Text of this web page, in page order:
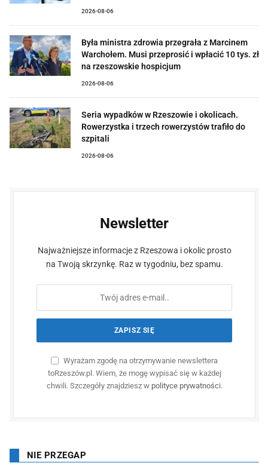
2026-08-06
Była ministra zdrowia przegrała z Marcinem
Warchołem. Musi przeprosić i wpłacić 10 tys. zł
na rzeszowskie hospicjum
2026-08-06
Seria wypadków w Rzeszowie i okolicach.
Rowerzystka i trzech rowerzystów trafiło do
szpitali
2026-08-06
Newsletter
Najważniejsze informacje z Rzeszowa i okolic prosto
na Twoją skrzynkę. Raz w tygodniu, bez spamu.
Wyrażam zgodę na otrzymywanie newslettera
toRzeszów.pl. Wiem, że mogę wypisać się w każdej
chwili. Szczegóły znajdziesz w polityce prywatności.
NIE PRZEGAP